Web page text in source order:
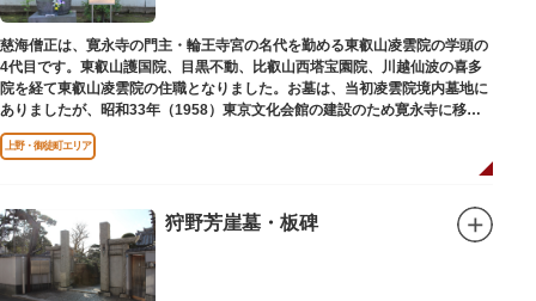
慈海僧正は、寛永寺の門主・輪王寺宮の名代を勤める東叡山凌雲院の学頭の
4代目です。東叡山護国院、目黒不動、比叡山西塔宝園院、川越仙波の喜多
院を経て東叡山凌雲院の住職となりました。お墓は、当初凌雲院境内墓地に
ありましたが、昭和33年（1958）東京文化会館の建設のため寛永寺に移築
されました。
上野・御徒町エリア
狩野芳崖墓・板碑